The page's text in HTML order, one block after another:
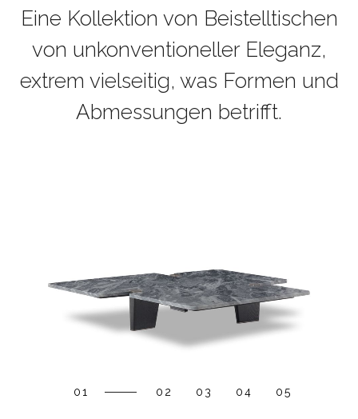
Eine Kollektion von Beistelltischen
von unkonventioneller Eleganz,
extrem vielseitig, was Formen und
Abmessungen betrifft.
01 02 03 04 05